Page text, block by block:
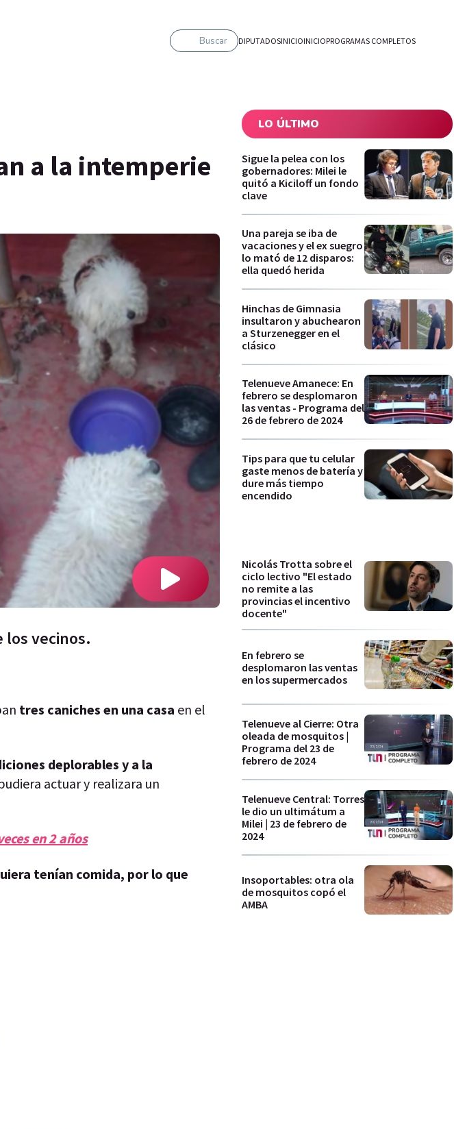
Buscar DIPUTADOSINICIOINICIOPROGRAMAS COMPLETOS
a la intemperie
los vecinos.
tres caniches en una casa en el
deplorables y a la
actuar y realizara un
en 2 años
tenían comida, por lo que
LO ÚLTIMO
Sigue la pelea con los
gobernadores: Milei le
quitó a Kiciloff un fondo
clave
Una pareja se iba de
vacaciones y el ex suegro
lo mató de 12 disparos:
ella quedó herida
Hinchas de Gimnasia
insultaron y abuchearon
a Sturzenegger en el
clásico
Telenueve Amanece: En
febrero se desplomaron
las ventas - Programa del
26 de febrero de 2024
Tips para que tu celular
gaste menos de batería y
dure más tiempo
encendido
Nicolás Trotta sobre el
ciclo lectivo "El estado
no remite a las
provincias el incentivo
docente"
En febrero se
desplomaron las ventas
en los supermercados
Telenueve al Cierre: Otra
oleada de mosquitos |
Programa del 23 de
febrero de 2024
Telenueve Central: Torres
le dio un ultimátum a
Milei | 23 de febrero de
2024
Insoportables: otra ola
de mosquitos copó el
AMBA